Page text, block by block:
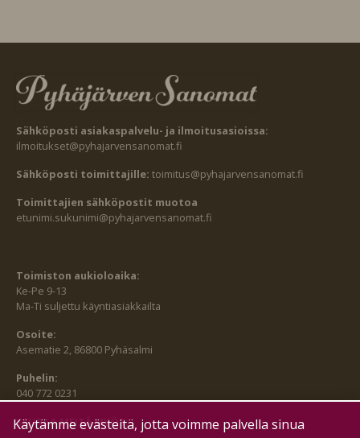
Sähköposti asiakaspalvelu- ja ilmoitusasioissa:
ilmoitukset@pyhajarvensanomat.fi
Sähköposti toimittajille: toimitus@pyhajarvensanomat.fi
Toimittajien sähköpostit muotoa
etunimi.sukunimi@pyhajarvensanomat.fi
Toimiston aukioloaika:
Ke-Pe 9-13
Ma-Ti suljettu käyntiasiakkailta
Osoite:
Asematie 2, 86800 Pyhäsalmi
Puhelin:
040 772 0231
SEURAA MEITÄ MYÖS:
Käytämme evästeitä, jotta voimme palvella sinua